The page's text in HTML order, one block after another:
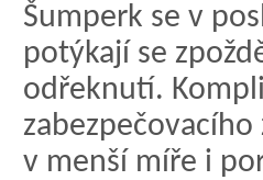
Šumperk se v
potýkají se
odřeknutí.
zabezpečovacího
v menší míře i